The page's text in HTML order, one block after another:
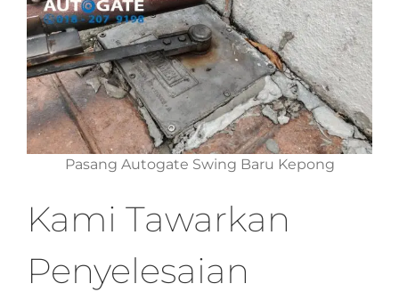
Pasang Autogate Swing Baru Kepong
Kami Tawarkan
Penyelesaian